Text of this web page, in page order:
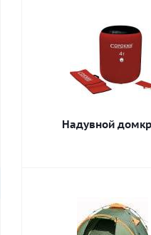
Надувной